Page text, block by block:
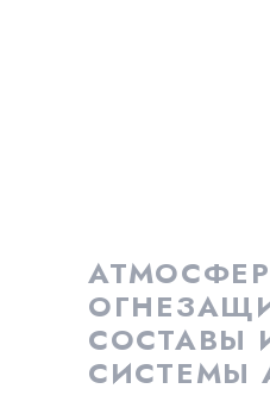
СОСТАВЫ
СИСТЕМЫ